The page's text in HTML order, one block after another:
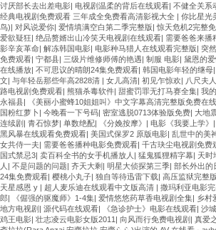
讨厌部长去出差电影| 电视剧温柔的背后在线观看| 不健全关系
经典电视剧免费观看 三年成全免费看高清影视大全 | 你比星光
鸟)| 对风说爱你| 爱情填满空白第二季完整版|惊天危机2完整
爱欲疑狂| 绝品赘婿出山冷笑天电视剧在线观看| 需要爸爸来播
影辛亥革命| 解冻韩国电影| 电影种马猎人在线观看完整版| 突
免费观看| 宁都县| 三级片维修师傅的艳遇| 制服 电影| 黛恩的
在线播放| 不可思议的晴朗24集免费观看| 韩国电影年轻的继母|
文| 与年轻岳那些年高2828清 | 女儿高清| 初见乍惊欢| 八尺夫
路电视剧免费观看| 熊猫杀毒软件| 甜蜜罚罪无打马赛全集| 我
永福县| 《美丽小蜜蜂10姐姐叫》中文字幕高清完整版免费在
国粉红萝卜 | 今晚看一下号码| 密室逃脱0713体验版免费| 大地
连续剧 | 青石惊梦| 单数绝配| 《分娩按摩》 | 电影《我要上学》 |
黑风暴在线观看免费观看| 美国式保罗2 原版电影| 乱世中的美
女共侍一夫| 需要爸爸播种电影免费观看| 千古玦尘电视剧免费
国式禁忌3| 卖百科全书的女手机播放人 | 猛鬼狐狸精字幕| 天时
人 | 不是问题的问题| 齐天大剩 | 明星大侦探第三季| 部长外出的
24集免费观看| 樱桃小丸子| 独自等待迅雷下载| 高压监狱完整
天星感恩 y | 超人麦乐迪在线观看中文版高清 | 撒玛利亚电影
郎| 《倔强的驱魔师》1-4集| 爱情悠悠药草香电视剧全集| 乡村
地方电视剧 | 源代码在线观看| 《急诊护士》电影在线观看| 沙
鸡王电影| 壮志凌云电影女版2011 | 向风而行免费电视剧 | 真爱